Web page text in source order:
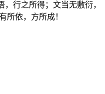
行之所得；文当无敷衍，
所依，方所成！